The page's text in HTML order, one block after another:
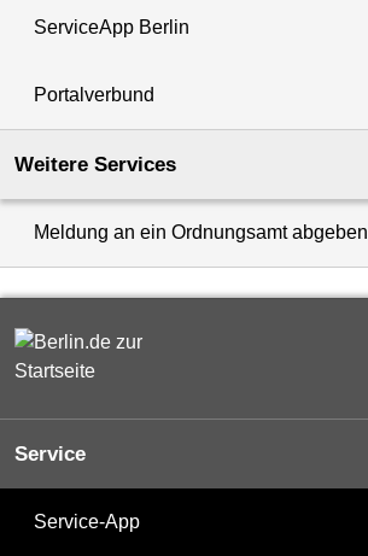
ServiceApp Berlin
Portalverbund
Weitere Services
Meldung an ein Ordnungsamt abgeben
Service
Service-App